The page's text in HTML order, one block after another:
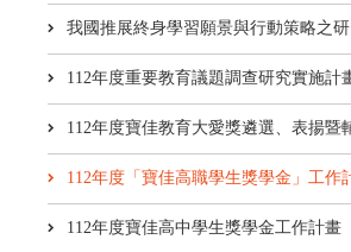
我國推展終身學習願景與行動策略之
112年度重要教育議題調查研究實施計
112年度寶佳教育大愛獎遴選、表揚暨
112年度「寶佳高職學生獎學金」工作
112年度寶佳高中學生獎學金工作計畫